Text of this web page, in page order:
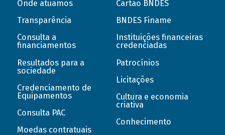
Onde atuamos
Transparência
Consulta a
financiamentos
Resultados para a
sociedade
Credenciamento de
Equipamentos
Consulta PAC
Moedas contratuais
Cartão BNDES
BNDES Finame
Instituições financeiras
credenciadas
Patrocínios
Licitações
Cultura e economia
criativa
Conhecimento